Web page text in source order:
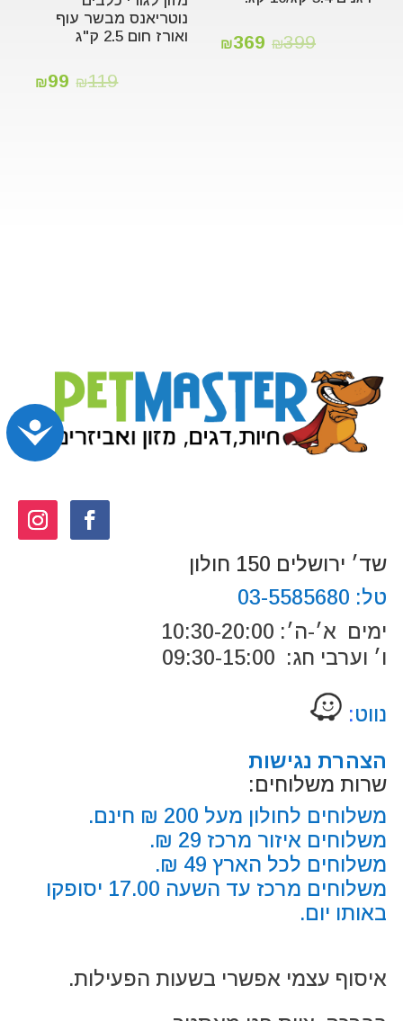
₪399
₪369
נוטריאנס מבשר עוף
ואורז חום 2.5 ק"ג
₪119
₪99
שד׳ ירושלים 150 חולון
טל: 03-5585680
ימים א׳-ה׳: 10:30-20:00
ו׳ וערבי חג: 09:30-15:00
נווט:
הצהרת נגישות
שרות משלוחים:
משלוחים לחולון מעל 200 ₪ חינם.
משלוחים איזור מרכז 29 ₪.
משלוחים לכל הארץ 49 ₪.
משלוחים מרכז עד השעה 17.00 יסופקו
באותו יום.
איסוף עצמי אפשרי בשעות הפעילות.